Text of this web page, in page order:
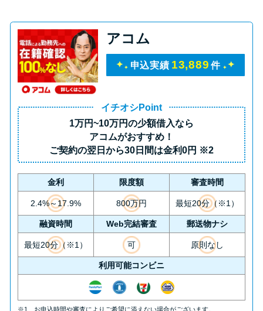
較
未成年でもお金を借りられる？
学生がお金を借りる方法があ
る？
学生がお金を借りる方法は？親
へのバレにくさや将来への影響
を解説
ソフト闇金とは？悪質な手口に
は要注意！
090金融（闇金）からお金を借り
てはいけない理由と借りた場合
の対処法
アコム
申込実績 13,889 件
イチオシPoint
1万円~10万円の少額借入なら
アコムがおすすめ！
ご契約の翌日から30日間は金利0円 ※2
金利 限度額 審査時間
2.4%～17.9% 800万円 最短20分（※1）
融資時間 Web完結審査 郵送物ナシ
最短20分（※1） 可 原則なし
利用可能コンビニ
※1 お申込時間や審査によりご希望に添えない場合がございます。